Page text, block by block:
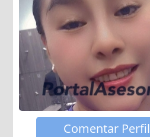
Comentar Perfil